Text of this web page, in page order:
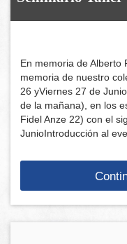
En memoria de Alberto
memoria de nuestro
26 yViernes 27 de
de la mañana), en los
Fidel Anze 22) con el
JunioIntroducción al